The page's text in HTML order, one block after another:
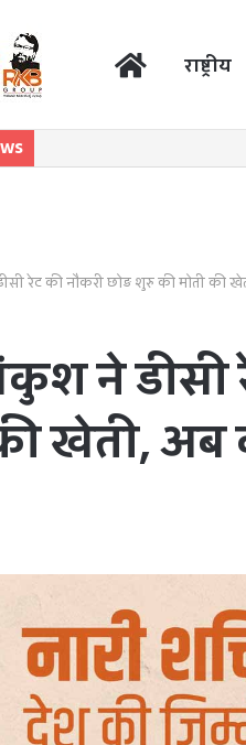
राष्ट्रीय
रेट की नौकरी छोड़ शुरु की मोती की
ने डीसी
खेती, अब